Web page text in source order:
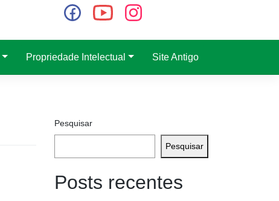
Propriedade Intelectual Site Antigo
Pesquisar
Pesquisar
Posts recentes